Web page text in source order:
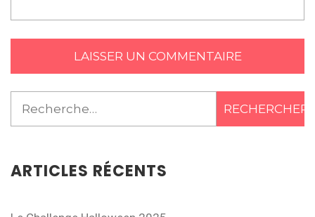
Rechercher :
ARTICLES RÉCENTS